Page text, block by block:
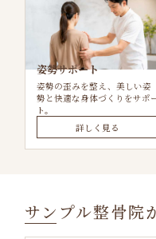
姿勢サポート
姿勢の歪みを整え、美しい姿
勢と快適な身体づくりをサポ
ト。
詳しく見る
サンプル整骨院